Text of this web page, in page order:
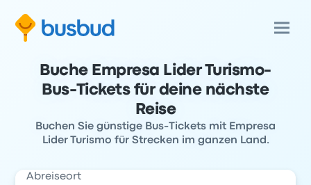
Buche Empresa Lider Turismo-
Bus-Tickets für deine nächste
Reise
Buchen Sie günstige Bus-Tickets mit Empresa
Lider Turismo für Strecken im ganzen Land.
Abreiseort